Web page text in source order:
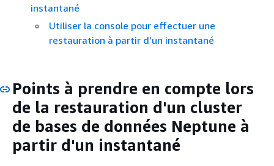
instantané
Utiliser la console pour effectuer une
restauration à partir d’un instantané
Points à prendre en compte lors
de la restauration d'un cluster
de bases de données Neptune à
partir d'un instantané